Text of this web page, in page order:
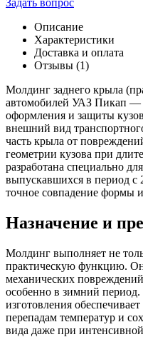
Молдинг
заднего
крыла
(правый)
нижн.
с
2014-
2016
г(
под
бак
)
Описание
Характеристики
Доставка и оплата
Отзывы (1)
Молдинг заднего крыла
автомобилей УАЗ Пикап —
оформления и защиты
внешний вид
часть крыла от
геометрии кузова при
разработана специально
выпускавшихся в период с
точное совпадение формы
Назначение и
Молдинг выполняет не
практическую функцию. Он
механических
особенно в зимний
изготовления
перепадам температур и
вида даже при